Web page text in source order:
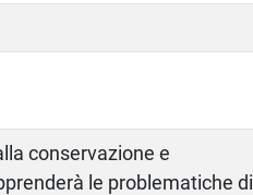
conservazione e
le problematiche di